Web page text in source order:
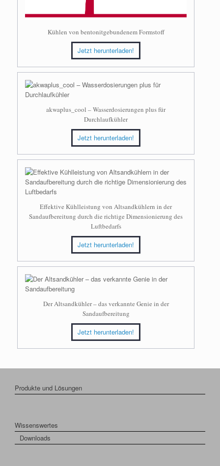
Kühlen von bentonitgebundenem Formstoff
Jetzt herunterladen!
akwaplus_cool – Wasserdosierungen plus für
Durchlaufkühler
Jetzt herunterladen!
Effektive Kühlleistung von Altsandkühlern in der
Sandaufbereitung durch die richtige Dimensionierung des
Luftbedarfs
Jetzt herunterladen!
Der Altsandkühler – das verkannte Genie in der
Sandaufbereitung
Jetzt herunterladen!
Produkte und Lösungen
Wissenswertes
Downloads